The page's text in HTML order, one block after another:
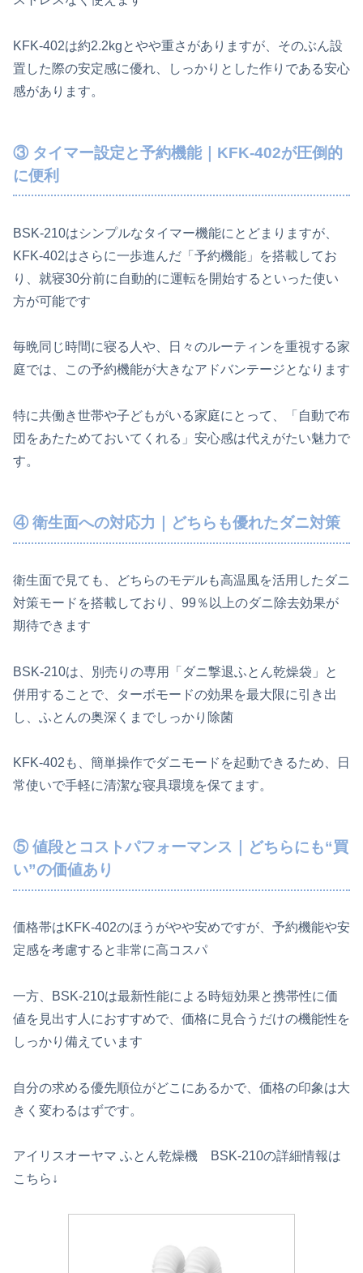
KFK-402は約2.2kgとやや重さがありますが、そのぶん設
置した際の安定感に優れ、しっかりとした作りである安心
感があります。
③ タイマー設定と予約機能｜KFK-402が圧倒的
に便利
BSK-210はシンプルなタイマー機能にとどまりますが、
KFK-402はさらに一歩進んだ「予約機能」を搭載してお
り、就寝30分前に自動的に運転を開始するといった使い
方が可能です
毎晩同じ時間に寝る人や、日々のルーティンを重視する家
庭では、この予約機能が大きなアドバンテージとなります
特に共働き世帯や子どもがいる家庭にとって、「自動で布
団をあたためておいてくれる」安心感は代えがたい魅力で
す。
④ 衛生面への対応力｜どちらも優れたダニ対策
衛生面で見ても、どちらのモデルも高温風を活用したダニ
対策モードを搭載しており、99％以上のダニ除去効果が
期待できます
BSK-210は、別売りの専用「ダニ撃退ふとん乾燥袋」と
併用することで、ターボモードの効果を最大限に引き出
し、ふとんの奥深くまでしっかり除菌
KFK-402も、簡単操作でダニモードを起動できるため、日
常使いで手軽に清潔な寝具環境を保てます。
⑤ 値段とコストパフォーマンス｜どちらにも“買
い”の価値あり
価格帯はKFK-402のほうがやや安めですが、予約機能や安
定感を考慮すると非常に高コスパ
一方、BSK-210は最新性能による時短効果と携帯性に価
値を見出す人におすすめで、価格に見合うだけの機能性を
しっかり備えています
自分の求める優先順位がどこにあるかで、価格の印象は大
きく変わるはずです。
アイリスオーヤマ ふとん乾燥機 BSK-210の詳細情報は
こちら↓